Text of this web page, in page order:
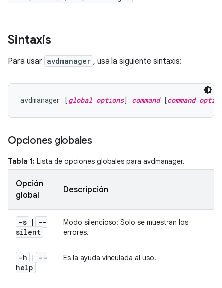
Sintaxis
Para usar avdmanager , usa la siguiente sintaxis:
avdmanager [global options] command [command
Opciones globales
Tabla 1: Lista de opciones globales para avdmanager.
Opción
global
Descripción
-s |
--
silent
Modo silencioso: Solo se muestran los
errores.
-h |
--
help
Es la ayuda vinculada al uso.